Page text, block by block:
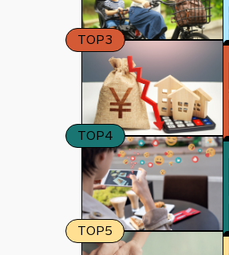
TOP3
TOP4
TOP5